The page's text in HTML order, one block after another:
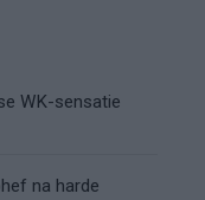
WK-sensatie
na harde